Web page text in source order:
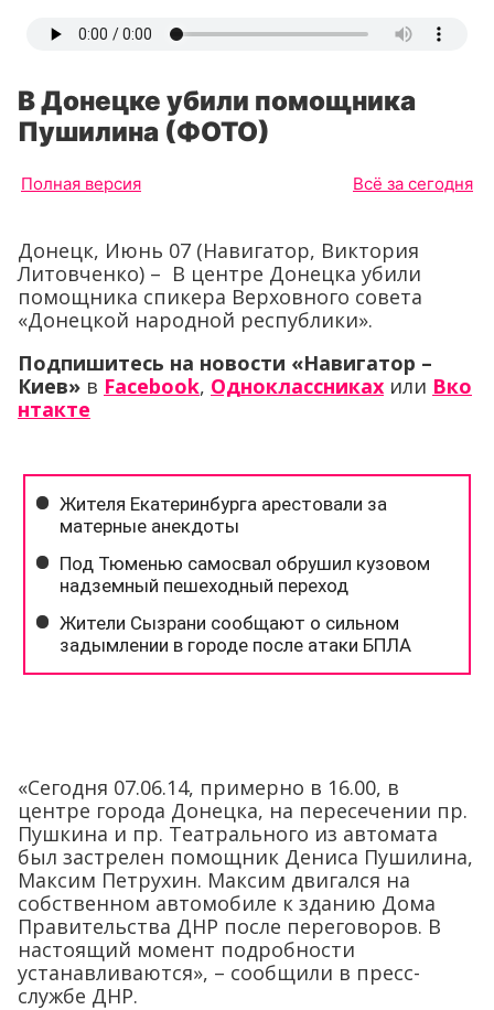
В Донецке убили помощника
Пушилина (ФОТО)
Полная версия Всё за сегодня
Донецк, Июнь 07 (Навигатор, Виктория
Литовченко) – В центре Донецка убили
помощника спикера Верховного совета
«Донецкой народной республики».
Подпишитесь на новости «Навигатор –
Киев» в Facebook, Одноклассниках или Вко
нтакте
«Сегодня 07.06.14, примерно в 16.00, в
центре города Донецка, на пересечении пр.
Пушкина и пр. Театрального из автомата
был застрелен помощник Дениса Пушилина,
Максим Петрухин. Максим двигался на
собственном автомобиле к зданию Дома
Правительства ДНР после переговоров. В
настоящий момент подробности
устанавливаются», – сообщили в пресс-
службе ДНР.